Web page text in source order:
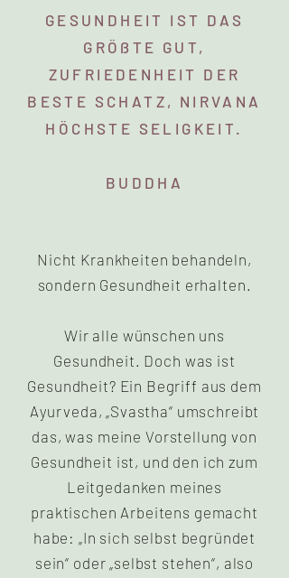
GESUNDHEIT IST DAS
GRÖßTE GUT,
ZUFRIEDENHEIT DER
BESTE SCHATZ, NIRVANA
HÖCHSTE SELIGKEIT.
BUDDHA
Nicht Krankheiten behandeln,
sondern Gesundheit erhalten.
Wir alle wünschen uns
Gesundheit. Doch was ist
Gesundheit? Ein Begriff aus dem
Ayurveda, „Svastha“ umschreibt
das, was meine Vorstellung von
Gesundheit ist, und den ich zum
Leitgedanken meines
praktischen Arbeitens gemacht
habe: „In sich selbst begründet
sein“ oder „selbst stehen“, also